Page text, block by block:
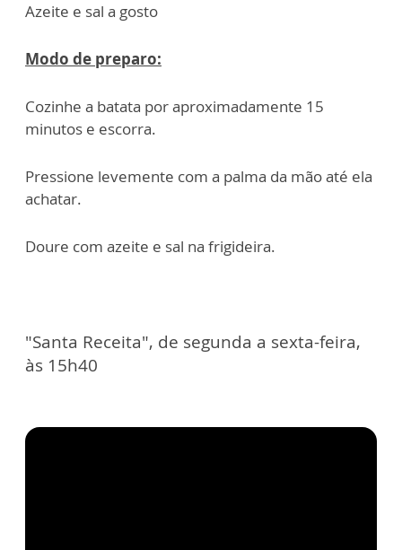
Azeite e sal a gosto
Modo de preparo:
Cozinhe a batata por aproximadamente 15
minutos e escorra.
Pressione levemente com a palma da mão até ela
achatar.
Doure com azeite e sal na frigideira.
"Santa Receita", de segunda a sexta-feira,
às 15h40